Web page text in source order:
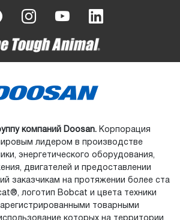
компаний Doosan. Корпорация
лидером в производстве
энергетического оборудования,
двигателей и предоставлении
заказчикам на протяжении более ста
логотип Bobcat и цвета техники
товарными
которых на территории